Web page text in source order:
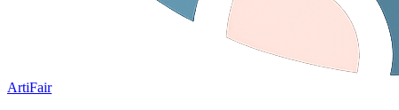
ArtiFair